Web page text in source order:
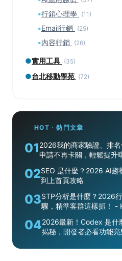
▪行銷心理學 (11)
▪Email行銷 (25)
▪內容行銷 (26)
●實用工具 (35)
●台北移動學苑 (72)
HOT · 熱門文章
012026我的商家驗證、排
申請不再卡關，輕鬆提升
02SEO 是什麼？2026 AI趨
到上首頁攻略
03STP分析是什麼？2026
驟，精準客群這樣抓！ -
042026最新！Codex 是什
揭秘，開發者必看功能亮